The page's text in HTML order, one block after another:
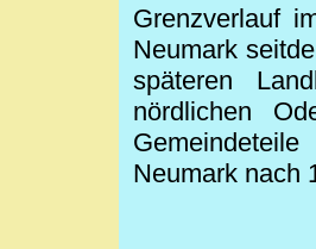
Grenzverlauf
Neumark
späteren
nördlichen
Neumark nach